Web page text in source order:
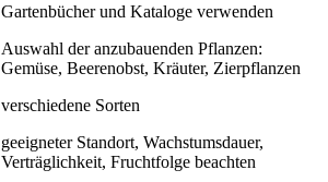
Gartenbücher und Kataloge verwenden
Auswahl der anzubauenden Pflanzen:
Gemüse, Beerenobst, Kräuter, Zierpflanzen
verschiedene Sorten
geeigneter Standort, Wachstumsdauer,
Verträglichkeit, Fruchtfolge beachten